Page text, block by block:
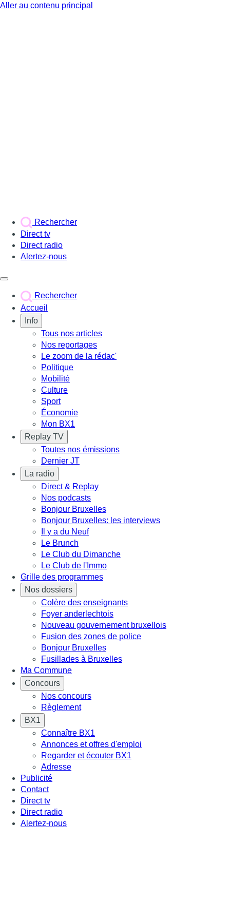
Aller au contenu principal
Rechercher
Direct tv
Direct radio
Alertez-nous
Rechercher
Accueil
Info
Tous nos articles
Nos reportages
Le zoom de la rédac'
Politique
Mobilité
Culture
Sport
Économie
Mon BX1
Replay TV
Toutes nos émissions
Dernier JT
La radio
Direct & Replay
Nos podcasts
Bonjour Bruxelles
Bonjour Bruxelles: les interviews
Il y a du Neuf
Le Brunch
Le Club du Dimanche
Le Club de l'Immo
Grille des programmes
Nos dossiers
Colère des enseignants
Foyer anderlechtois
Nouveau gouvernement bruxellois
Fusion des zones de police
Bonjour Bruxelles
Fusillades à Bruxelles
Ma Commune
Concours
Nos concours
Règlement
BX1
Connaître BX1
Annonces et offres d'emploi
Regarder et écouter BX1
Adresse
Publicité
Contact
Direct tv
Direct radio
Alertez-nous